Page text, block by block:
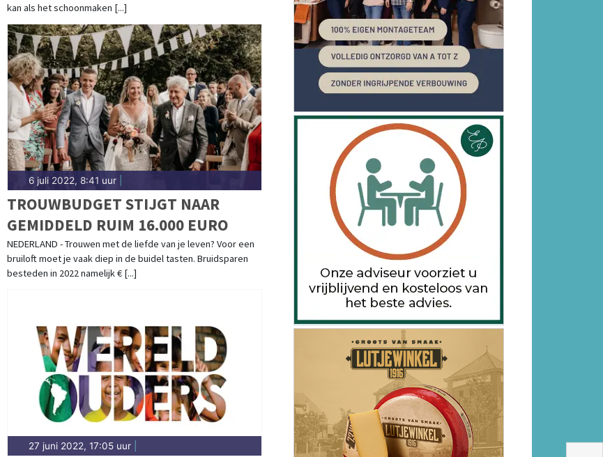
kan als het schoonmaken [...]
6 juli 2022, 8:41 uur|
TROUWBUDGET STIJGT NAAR
GEMIDDELD RUIM 16.000 EURO
NEDERLAND - Trouwen met de liefde van je leven? Voor een
bruiloft moet je vaak diep in de buidel tasten. Bruidsparen
besteden in 2022 namelijk € [...]
27 juni 2022, 17:05 uur|